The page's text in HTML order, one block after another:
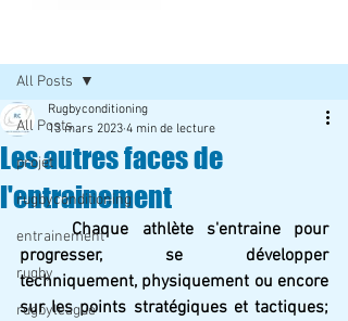
All Posts
projet
rugbyconditioning
entrainement
rugby
rugbyleague
All Posts
Les autres faces de
l'entrainement
Rugbyconditioning
13 mars 2023 4 min de lecture
Chaque athlète s'entraine pour
progresser, se développer
techniquement, physiquement ou encore
sur les points stratégiques et tactiques;